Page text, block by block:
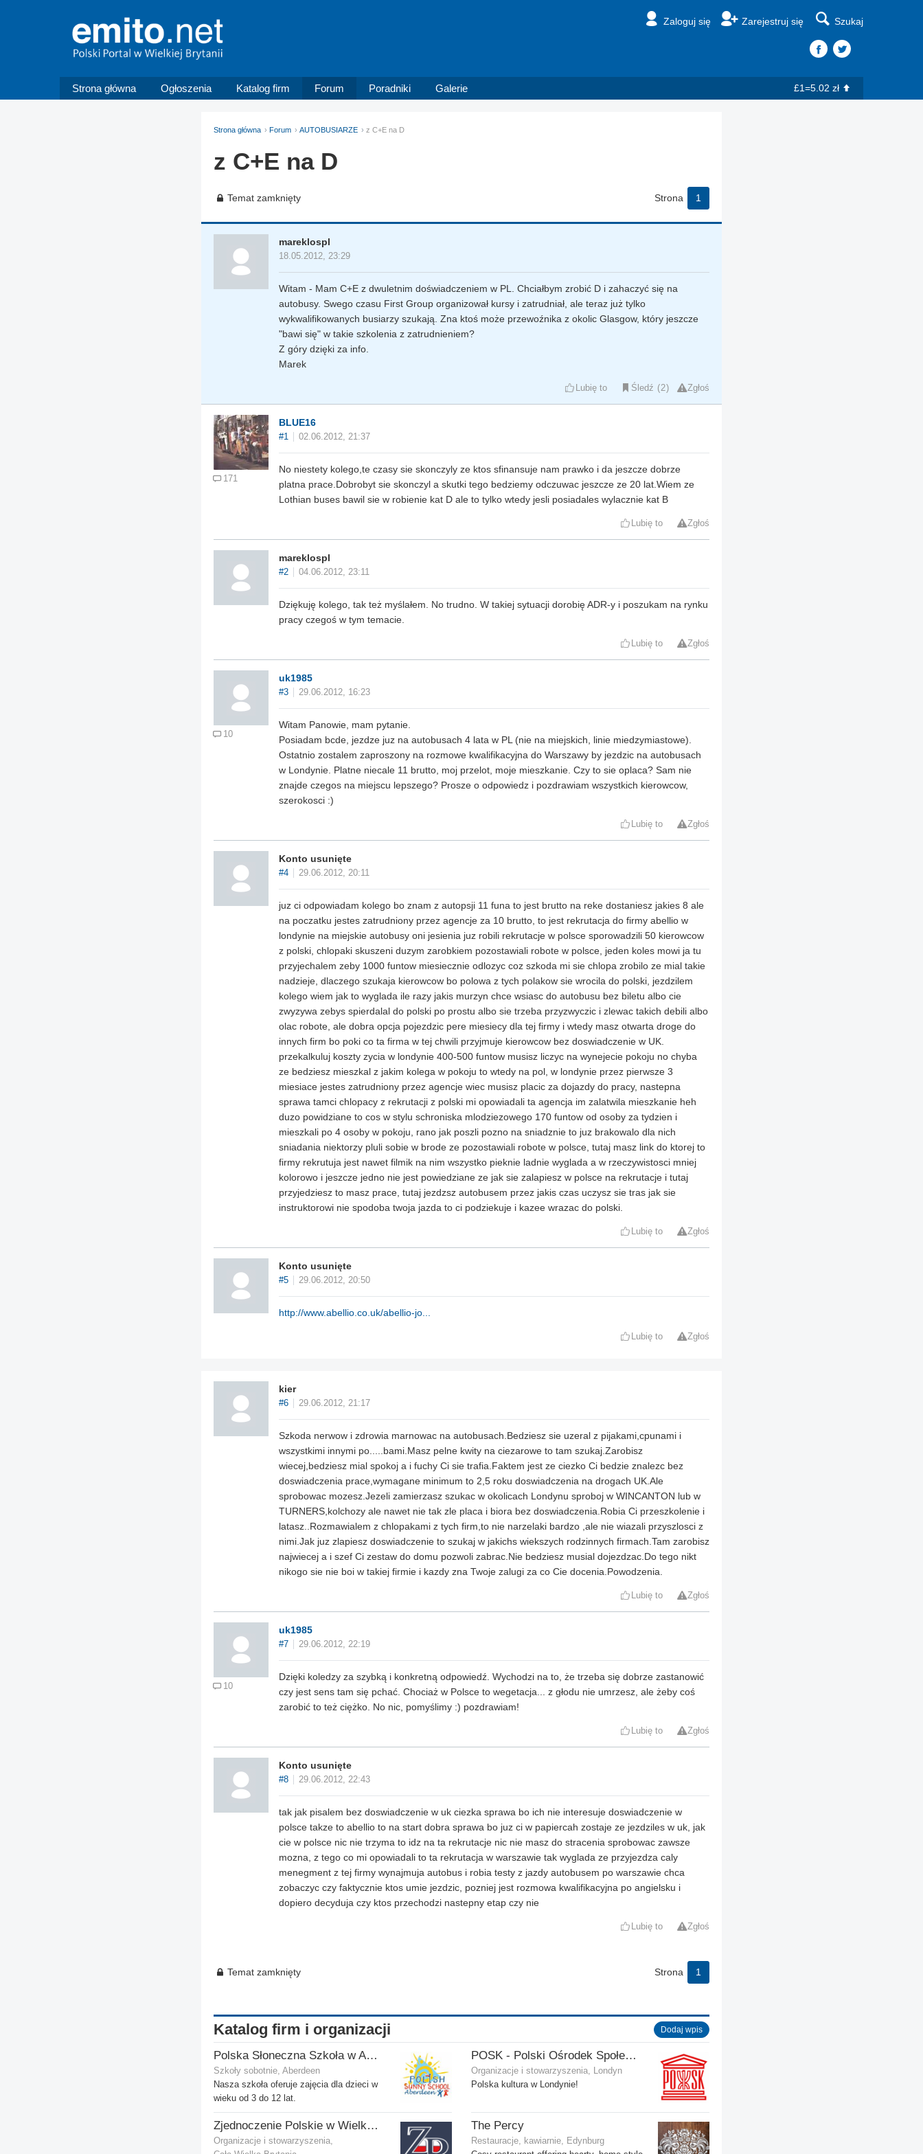
Zaloguj się Zarejestruj się Szukaj
Strona główna Ogłoszenia Katalog firm Forum Poradniki Galerie £1=5.02 zł
Strona główna Forum AUTOBUSIARZE z C+E na D
z C+E na D
Temat zamknięty Strona 1
mareklospl
18.05.2012, 23:29
Witam - Mam C+E z dwuletnim doświadczeniem w PL. Chciałbym zrobić D i zahaczyć się na
autobusy. Swego czasu First Group organizował kursy i zatrudniał, ale teraz już tylko
wykwalifikowanych busiarzy szukają. Zna ktoś może przewoźnika z okolic Glasgow, który jeszcze
"bawi się" w takie szkolenia z zatrudnieniem?
Z góry dzięki za info.
Marek
Lubię to Śledź 2 Zgłoś
171
BLUE16
#1 02.06.2012, 21:37
No niestety kolego,te czasy sie skonczyly ze ktos sfinansuje nam prawko i da jeszcze dobrze
platna prace.Dobrobyt sie skonczyl a skutki tego bedziemy odczuwac jeszcze ze 20 lat.Wiem ze
Lothian buses bawil sie w robienie kat D ale to tylko wtedy jesli posiadales wylacznie kat B
Lubię to Zgłoś
mareklospl
#2 04.06.2012, 23:11
Dziękuję kolego, tak też myślałem. No trudno. W takiej sytuacji dorobię ADR-y i poszukam na rynku
pracy czegoś w tym temacie.
Lubię to Zgłoś
10
uk1985
#3 29.06.2012, 16:23
Witam Panowie, mam pytanie.
Posiadam bcde, jezdze juz na autobusach 4 lata w PL (nie na miejskich, linie miedzymiastowe).
Ostatnio zostalem zaproszony na rozmowe kwalifikacyjna do Warszawy by jezdzic na autobusach
w Londynie. Platne niecale 11 brutto, moj przelot, moje mieszkanie. Czy to sie oplaca? Sam nie
znajde czegos na miejscu lepszego? Prosze o odpowiedz i pozdrawiam wszystkich kierowcow,
szerokosci :)
Lubię to Zgłoś
Konto usunięte
#4 29.06.2012, 20:11
juz ci odpowiadam kolego bo znam z autopsji 11 funa to jest brutto na reke dostaniesz jakies 8 ale
na poczatku jestes zatrudniony przez agencje za 10 brutto, to jest rekrutacja do firmy abellio w
londynie na miejskie autobusy oni jesienia juz robili rekrutacje w polsce sporowadzili 50 kierowcow
z polski, chlopaki skuszeni duzym zarobkiem pozostawiali robote w polsce, jeden koles mowi ja tu
przyjechalem zeby 1000 funtow miesiecznie odlozyc coz szkoda mi sie chlopa zrobilo ze mial takie
nadzieje, dlaczego szukaja kierowcow bo polowa z tych polakow sie wrocila do polski, jezdzilem
kolego wiem jak to wyglada ile razy jakis murzyn chce wsiasc do autobusu bez biletu albo cie
zwyzywa zebys spierdalal do polski po prostu albo sie trzeba przyzwyczic i zlewac takich debili albo
olac robote, ale dobra opcja pojezdzic pere miesiecy dla tej firmy i wtedy masz otwarta droge do
innych firm bo poki co ta firma w tej chwili przyjmuje kierowcow bez doswiadczenie w UK.
przekalkuluj koszty zycia w londynie 400-500 funtow musisz liczyc na wynejecie pokoju no chyba
ze bedziesz mieszkal z jakim kolega w pokoju to wtedy na pol, w londynie przez pierwsze 3
miesiace jestes zatrudniony przez agencje wiec musisz placic za dojazdy do pracy, nastepna
sprawa tamci chlopacy z rekrutacji z polski mi opowiadali ta agencja im zalatwila mieszkanie heh
duzo powidziane to cos w stylu schroniska mlodziezowego 170 funtow od osoby za tydzien i
mieszkali po 4 osoby w pokoju, rano jak poszli pozno na sniadznie to juz brakowalo dla nich
sniadania niektorzy pluli sobie w brode ze pozostawiali robote w polsce, tutaj masz link do ktorej to
firmy rekrutuja jest nawet filmik na nim wszystko pieknie ladnie wyglada a w rzeczywistosci mniej
kolorowo i jeszcze jedno nie jest powiedziane ze jak sie zalapiesz w polsce na rekrutacje i tutaj
przyjedziesz to masz prace, tutaj jezdzsz autobusem przez jakis czas uczysz sie tras jak sie
instruktorowi nie spodoba twoja jazda to ci podziekuje i kazee wrazac do polski.
Lubię to Zgłoś
Konto usunięte
#5 29.06.2012, 20:50
http://www.abellio.co.uk/abellio-jo...
Lubię to Zgłoś
kier
#6 29.06.2012, 21:17
Szkoda nerwow i zdrowia marnowac na autobusach.Bedziesz sie uzeral z pijakami,cpunami i
wszystkimi innymi po.....bami.Masz pelne kwity na ciezarowe to tam szukaj.Zarobisz
wiecej,bedziesz mial spokoj a i fuchy Ci sie trafia.Faktem jest ze ciezko Ci bedzie znalezc bez
doswiadczenia prace,wymagane minimum to 2,5 roku doswiadczenia na drogach UK.Ale
sprobowac mozesz.Jezeli zamierzasz szukac w okolicach Londynu sproboj w WINCANTON lub w
TURNERS,kolchozy ale nawet nie tak zle placa i biora bez doswiadczenia.Robia Ci przeszkolenie i
latasz..Rozmawialem z chlopakami z tych firm,to nie narzelaki bardzo ,ale nie wiazali przyszlosci z
nimi.Jak juz zlapiesz doswiadczenie to szukaj w jakichs wiekszych rodzinnych firmach.Tam zarobisz
najwiecej a i szef Ci zestaw do domu pozwoli zabrac.Nie bedziesz musial dojezdzac.Do tego nikt
nikogo sie nie boi w takiej firmie i kazdy zna Twoje zalugi za co Cie docenia.Powodzenia.
Lubię to Zgłoś
10
uk1985
#7 29.06.2012, 22:19
Dzięki koledzy za szybką i konkretną odpowiedź. Wychodzi na to, że trzeba się dobrze zastanowić
czy jest sens tam się pchać. Chociaż w Polsce to wegetacja... z głodu nie umrzesz, ale żeby coś
zarobić to też ciężko. No nic, pomyślimy :) pozdrawiam!
Lubię to Zgłoś
Konto usunięte
#8 29.06.2012, 22:43
tak jak pisalem bez doswiadczenie w uk ciezka sprawa bo ich nie interesuje doswiadczenie w
polsce takze to abellio to na start dobra sprawa bo juz ci w papiercah zostaje ze jezdziles w uk, jak
cie w polsce nic nie trzyma to idz na ta rekrutacje nic nie masz do stracenia sprobowac zawsze
mozna, z tego co mi opowiadali to ta rekrutacja w warszawie tak wyglada ze przyjezdza caly
menegment z tej firmy wynajmuja autobus i robia testy z jazdy autobusem po warszawie chca
zobaczyc czy faktycznie ktos umie jezdzic, pozniej jest rozmowa kwalifikacyjna po angielsku i
dopiero decyduja czy ktos przechodzi nastepny etap czy nie
Lubię to Zgłoś
Temat zamknięty Strona 1
Katalog firm i organizacji Dodaj wpis
Polska Słoneczna Szkoła w Aberdeen
Szkoły sobotnie, Aberdeen
Nasza szkoła oferuje zajęcia dla dzieci w
wieku od 3 do 12 lat.
POSK - Polski Ośrodek Społeczno-Kulturalny
Organizacje i stowarzyszenia, Londyn
Polska kultura w Londynie!
Zjednoczenie Polskie w Wielkiej Brytanii
Organizacje i stowarzyszenia,
The Percy
Restauracje, kawiarnie, Edynburg